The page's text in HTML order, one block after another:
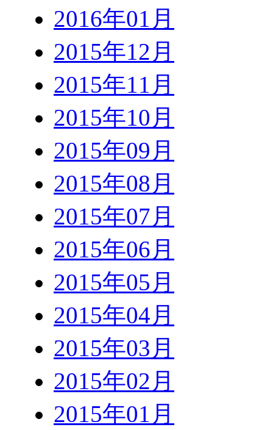
2016年01月
2015年12月
2015年11月
2015年10月
2015年09月
2015年08月
2015年07月
2015年06月
2015年05月
2015年04月
2015年03月
2015年02月
2015年01月